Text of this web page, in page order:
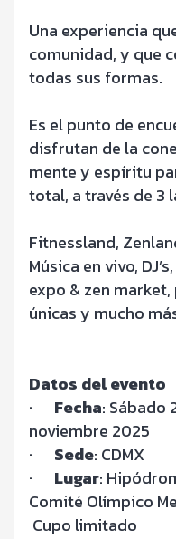
Una experiencia
comunidad, y que
todas sus formas.
Es el punto de
disfrutan de la
mente y espíritu
total, a través de 3
Fitnessland,
Música en vivo,
expo & zen
únicas y mucho
Datos del evento
· Fecha: Sábado
noviembre 2025
· Sede: CDMX
· Lugar:
Comité Olímpico
Cupo limitado